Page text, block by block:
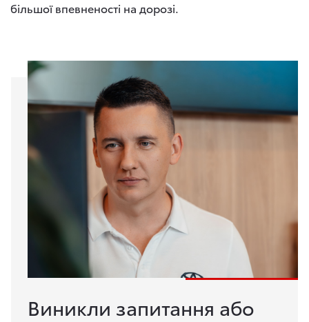
більшої впевненості на дорозі.
Виникли запитання або